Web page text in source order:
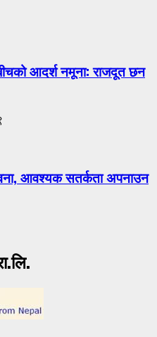
आदर्श नमूना: राजदूत छन
आवश्यक सतर्कता अपनाउन